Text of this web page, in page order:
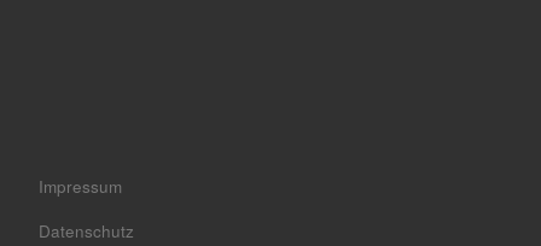
Impressum
Datenschutz